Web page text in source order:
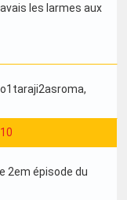
les larmes aux
,
2em épisode du